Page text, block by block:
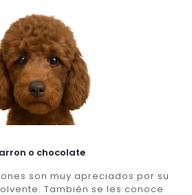
o chocolate
son muy apreciados por su
También se les conoce